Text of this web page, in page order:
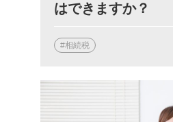
はできますか？
#相続税